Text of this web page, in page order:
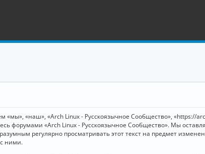
«наш», «Arch Linux - Русскоязычное Сообщество», «https://
форумами «Arch Linux - Русскоязычное Сообщество». Мы
регулярно просматривать этот текст на предмет
ними.